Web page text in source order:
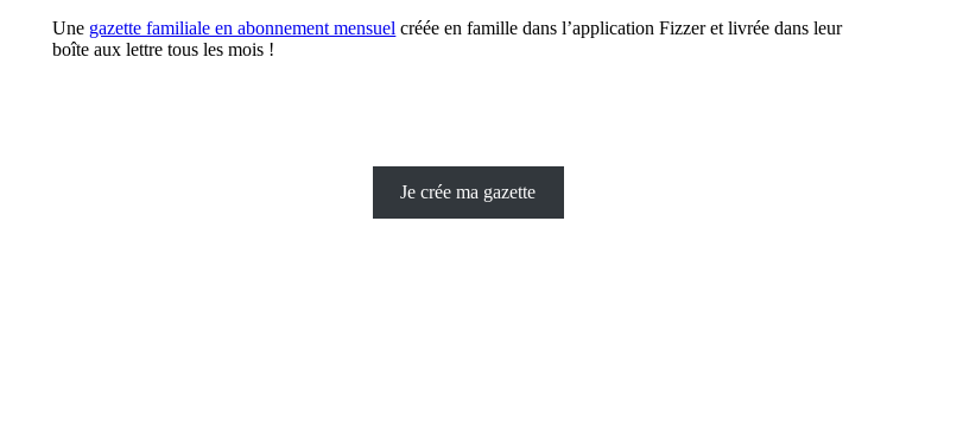
Une gazette familiale en abonnement mensuel créée en famille dans l’application Fizzer et livrée dans leur
boîte aux lettre tous les mois !
Je crée ma gazette